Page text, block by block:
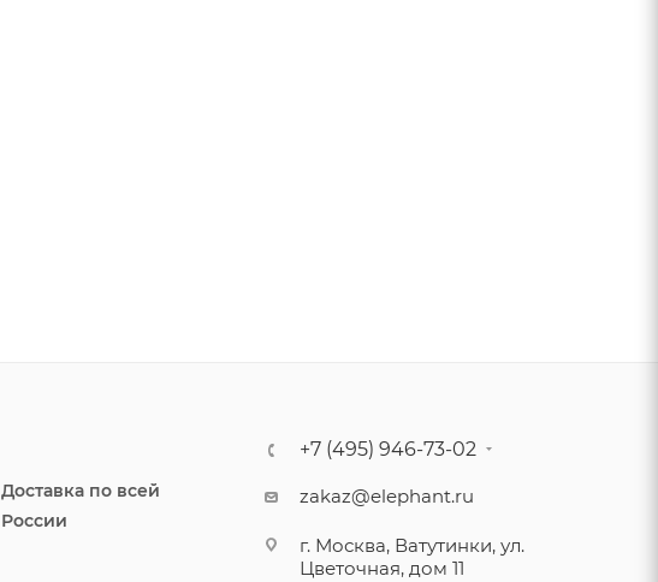
Доставка по всей
России
+7 (495) 946-73-02
zakaz@elephant.ru
г. Москва, Ватутинки, ул.
Цветочная, дом 11